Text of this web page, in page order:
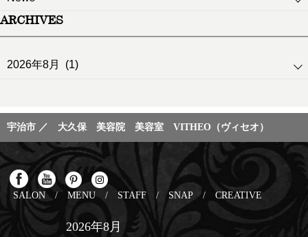
ARCHIVES
宇治市 ／ 大久保 美容院 美容室 VITHEO（ヴィセオ）
SALON / MENU / STAFF / SNAP / CREATIVE
2026年8月